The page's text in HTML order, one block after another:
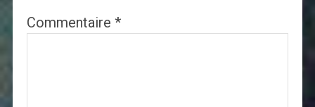
Commentaire *